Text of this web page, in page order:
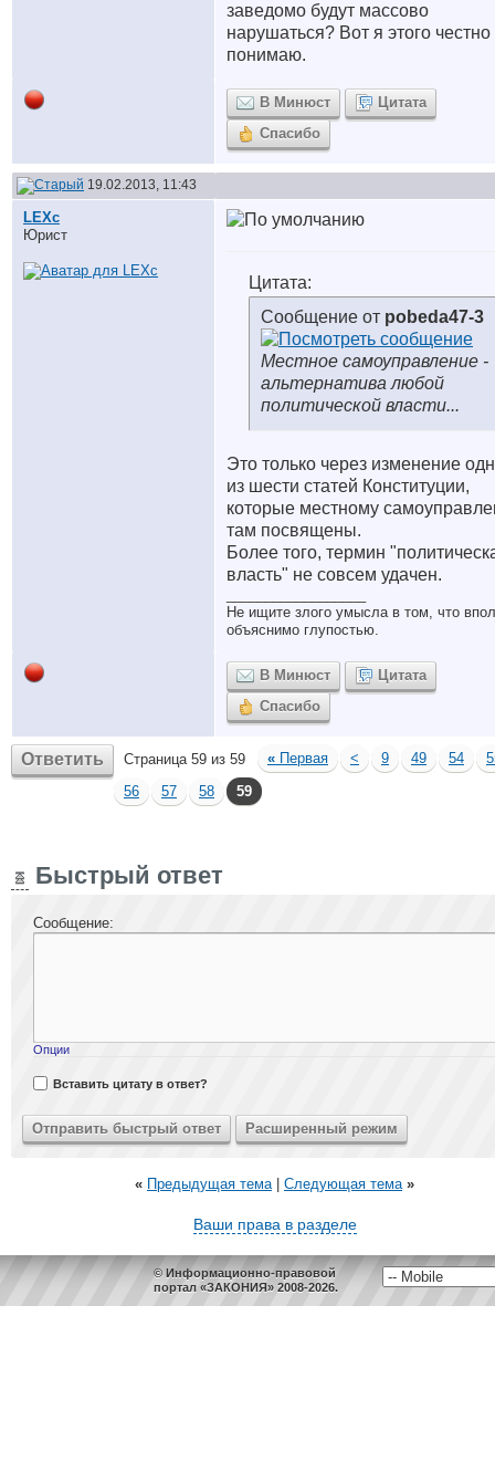
заведомо будут массово
нарушаться? Вот я этого честно
понимаю.
В Минюст
Цитата
Спасибо
19.02.2013, 11:43
LEXc
Юрист
Цитата:
Сообщение от pobeda47-3
Местное самоуправление -
альтернатива любой
политической власти...
Это только через изменение
из шести статей Конституции,
которые местному
там посвящены.
Более того, термин
власть" не совсем удачен.
Не ищите злого умысла в том, что
объяснимо глупостью.
В Минюст
Цитата
Спасибо
Ответить Страница 59 из 59 « Первая < 9 49 54
56
57 58 59
Быстрый ответ
Сообщение:
Опции
Вставить цитату в ответ?
« Предыдущая тема| Следующая тема »
Ваши права в разделе
© Информационно-правовой
портал «ЗАКОНИЯ» 2008-2026.